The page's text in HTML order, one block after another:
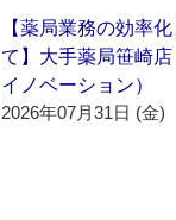
【薬局業務の効率
て】大手薬局笹崎
イノベーション）
2026年07月31日 (金)